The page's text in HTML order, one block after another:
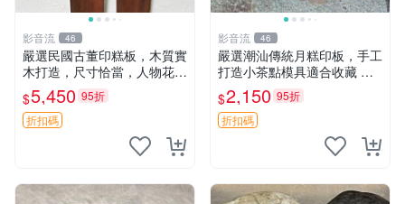
影音流 46
嚴選民國古董印糕板，木質實
木打造，尺寸恰當，人物花型
雕工精湛，擺設收藏皆宜 精
美 印糕 板型
$5,450 95折
折扣碼
影音流 46
嚴選潮汕傳統月糕印板，手工
打造小茶點模具適合收藏 月
糕 潮式糕點 印模
$2,150 95折
折扣碼